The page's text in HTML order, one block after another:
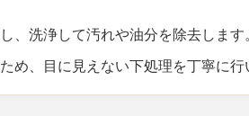
、洗浄して汚れや油分を除去しま
め、目に見えない下処理を丁寧に行